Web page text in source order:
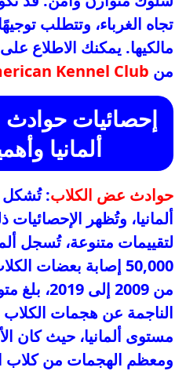
تجاه الغرباء، وتتطلب
مالكيها. يمكنك الاطلاع
من Kennel Club
إحصائيات
ألمانيا
حوادث عض الكلاب:
ألمانيا، وتُظهر
50,000 إصابة بعضات
من 2009
مستوى ألمانيا، حيث كان
ومعظم الهجمات من كلاب